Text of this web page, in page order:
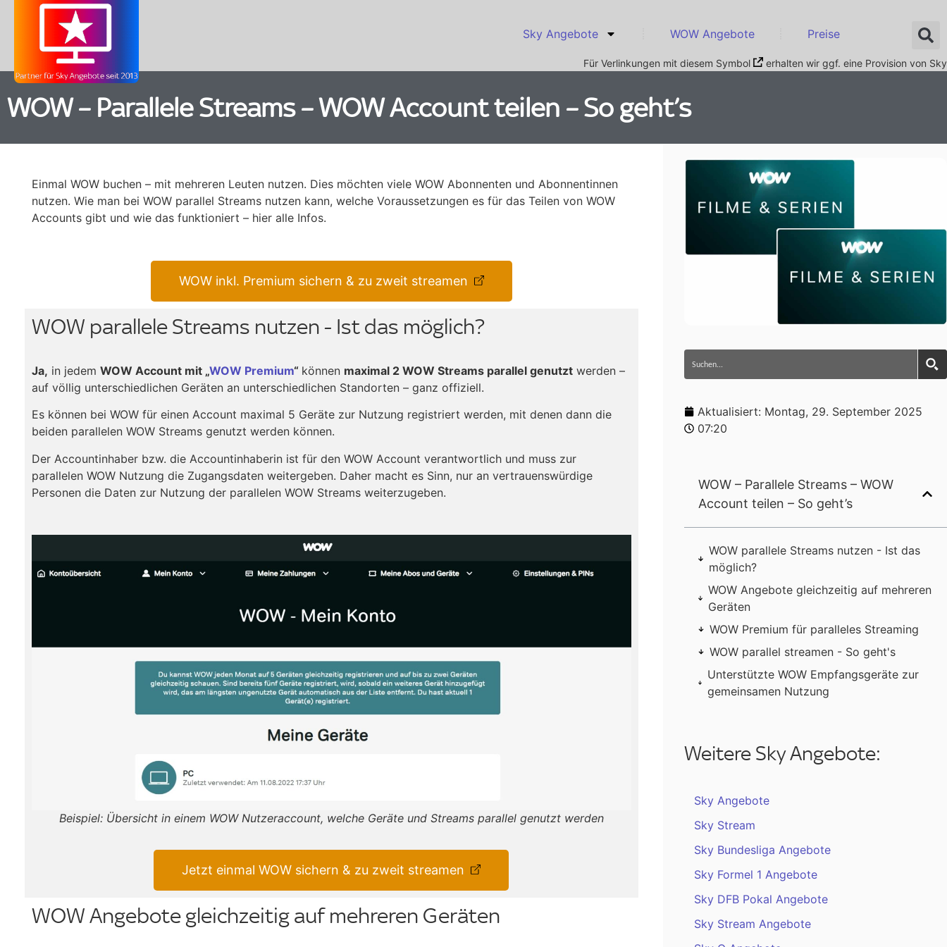
Sky Angebote WOW Angebote Preise
Für Verlinkungen mit diesem Symbol erhalten wir ggf. eine Provision von Sky
WOW – Parallele Streams – WOW Account teilen – So geht’s
Einmal WOW buchen – mit mehreren Leuten nutzen. Dies möchten viele WOW Abonnenten und Abonnentinnen
nutzen. Wie man bei WOW parallel Streams nutzen kann, welche Voraussetzungen es für das Teilen von WOW
Accounts gibt und wie das funktioniert – hier alle Infos.
WOW inkl. Premium sichern & zu zweit streamen
WOW parallele Streams nutzen - Ist das möglich?
Ja, in jedem WOW Account mit „WOW Premium“ können maximal 2 WOW Streams parallel genutzt werden –
auf völlig unterschiedlichen Geräten an unterschiedlichen Standorten – ganz offiziell.
Es können bei WOW für einen Account maximal 5 Geräte zur Nutzung registriert werden, mit denen dann die
beiden parallelen WOW Streams genutzt werden können.
Der Accountinhaber bzw. die Accountinhaberin ist für den WOW Account verantwortlich und muss zur
parallelen WOW Nutzung die Zugangsdaten weitergeben. Daher macht es Sinn, nur an vertrauenswürdige
Personen die Daten zur Nutzung der parallelen WOW Streams weiterzugeben.
Beispiel: Übersicht in einem WOW Nutzeraccount, welche Geräte und Streams parallel genutzt werden
Jetzt einmal WOW sichern & zu zweit streamen
WOW Angebote gleichzeitig auf mehreren Geräten
Aktualisiert: Montag, 29. September 2025
07:20
WOW – Parallele Streams – WOW
Account teilen – So geht’s
WOW parallele Streams nutzen - Ist das
möglich?
WOW Angebote gleichzeitig auf mehreren
Geräten
WOW Premium für paralleles Streaming
WOW parallel streamen - So geht's
Unterstützte WOW Empfangsgeräte zur
gemeinsamen Nutzung
Weitere Sky Angebote:
Sky Angebote
Sky Stream
Sky Bundesliga Angebote
Sky Formel 1 Angebote
Sky DFB Pokal Angebote
Sky Stream Angebote